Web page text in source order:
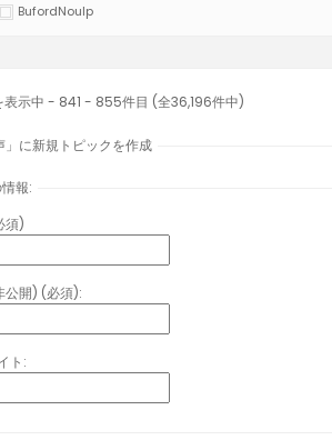
BufordNoulp
表示中 - 841 - 855件目 (全36,196件中)
」に新規トピックを作成
報:
須)
公開) (必須):
ト: